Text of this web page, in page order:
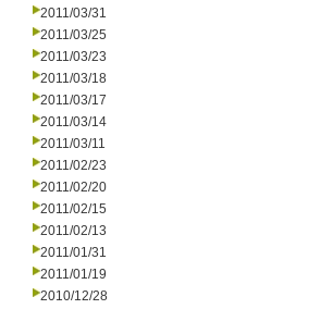
2011/03/31
2011/03/25
2011/03/23
2011/03/18
2011/03/17
2011/03/14
2011/03/11
2011/02/23
2011/02/20
2011/02/15
2011/02/13
2011/01/31
2011/01/19
2010/12/28